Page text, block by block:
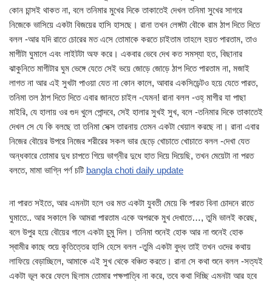
কোন চান্সই থাকত না, বলে তনিমার মুখের দিকে তাকাতেই দেখল তনিমা সুখের সাগরে
নিজেকে ভাসিয়ে একটা বিজয়ের হাসি হাসছে। রানা তখন লেঙ্গটা বৌকে রাম ঠাপ দিতে দিতে
বলল -আর যদি রাতে চোরের মত এসে তোমাকে করতে চাইতাম তাহলে হয়ত পারতাম, তাও
মাগীটা ঘুমালে এবং লাইটটা অফ করে। একবার ভেবে দেখ কত সমস্যা হত, বিছানার
ঝাকুনিতে মাগীটার ঘুম ভেঙ্গে যেতে সেই ভয়ে জোড়ে জোড়ে ঠাপ দিতে পারতাম না, মজাই
লাগত না আর এই সুখটা পাওয়া যেত না কোন কালে, আবার একসিডেন্টও হয়ে যেতে পারত,
তনিমা তল ঠাপ দিতে দিতে এবার জানতে চাইল -যেমন! রানা বলল -ওহ্‌ মাগীর যা পাছা
মাইরি, যে হালায় ওর গুদ খুলে পোন্দবে, সেই হালার সুখই সুখ, বলে -তনিমার দিকে তাকাতেই
দেখল সে যে কি বলছে তা তনিমা সেক্স তারনায় তেমন একটা খেয়াল করছে না। রানা এবার
নিজের বৌয়ের উপরে নিজের শরীরের সকল ভার ছেড়ে খোচাতে খোচাতে বলল -দেখা যেত
অন্ধকারে তোমার দুধ চাপতে গিয়ে ভাগ্নীর দুধে হাত দিয়ে দিয়েছি, তখন মেয়েটা না পরত
বলতে, মামা ভাগ্নি পর্ণ চটি bangla choti daily update
না পারত সইতে, আর এমনটা হলে ওর মত একটা যুবতী মেয়ে কি পারত বিনা চোদনে রাতে
ঘুমাতে.. আর সকালে কি আমরা পারতাম একে অপরকে মুখ দেখাতে…, তুমি ভালই করেছ,
বলে উপুর হয়ে বৌয়ের গালে একটা চুমু দিল। তনিমা শুনেই হোক আর না শুনেই হোক
স্বামীর কাছে শুয়ে কৃতিত্তের হাসি হেসে বলল -তুমি একটা বুদ্ধ তাই তখন ওদের কথায়
লাফিয়ে বেড়াচ্ছিলে, আমাকে এই সুখ থেকে বঞ্চিত করতে। রানা সে কথা শুনে বলল -সত্যই
একটা ভূল করে ফেলে ছিলাম তোমার পক্ষপাত্বি না করে, তবে কথা দিচ্ছি এমনটা আর হবে